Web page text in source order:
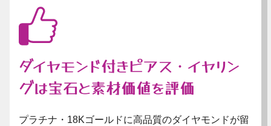
ダイヤモンド付きピアス・イヤリン
グは宝石と素材価値を評価
プラチナ・18Kゴールドに高品質のダイヤモンドが留